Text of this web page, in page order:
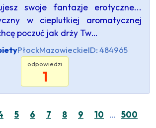
swoje fantazje erotyczne...
w cieplutkiej aromatycznej
poczuć jak drży Tw…
PłockMazowieckieID: 484965
odpowiedzi
1
5 6 7 8 9 10 …
500